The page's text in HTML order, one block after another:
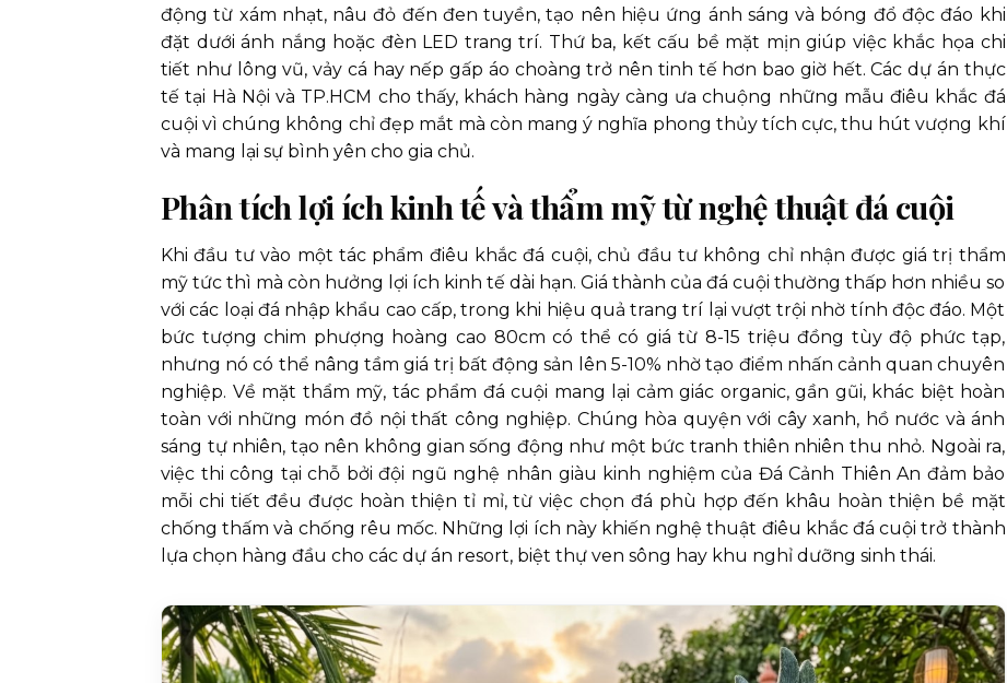
động từ xám nhạt, nâu đỏ đến đen tuyền, tạo nên hiệu ứng ánh sáng và bóng đổ độc đáo khi
đặt dưới ánh nắng hoặc đèn LED trang trí. Thứ ba, kết cấu bề mặt mịn giúp việc khắc họa chi
tiết như lông vũ, vảy cá hay nếp gấp áo choàng trở nên tinh tế hơn bao giờ hết. Các dự án thực
tế tại Hà Nội và TP.HCM cho thấy, khách hàng ngày càng ưa chuộng những mẫu điêu khắc đá
cuội vì chúng không chỉ đẹp mắt mà còn mang ý nghĩa phong thủy tích cực, thu hút vượng khí
và mang lại sự bình yên cho gia chủ.
Phân tích lợi ích kinh tế và thẩm mỹ từ nghệ thuật đá cuội
Khi đầu tư vào một tác phẩm điêu khắc đá cuội, chủ đầu tư không chỉ nhận được giá trị thẩm
mỹ tức thì mà còn hưởng lợi ích kinh tế dài hạn. Giá thành của đá cuội thường thấp hơn nhiều so
với các loại đá nhập khẩu cao cấp, trong khi hiệu quả trang trí lại vượt trội nhờ tính độc đáo. Một
bức tượng chim phượng hoàng cao 80cm có thể có giá từ 8-15 triệu đồng tùy độ phức tạp,
nhưng nó có thể nâng tầm giá trị bất động sản lên 5-10% nhờ tạo điểm nhấn cảnh quan chuyên
nghiệp. Về mặt thẩm mỹ, tác phẩm đá cuội mang lại cảm giác organic, gần gũi, khác biệt hoàn
toàn với những món đồ nội thất công nghiệp. Chúng hòa quyện với cây xanh, hồ nước và ánh
sáng tự nhiên, tạo nên không gian sống động như một bức tranh thiên nhiên thu nhỏ. Ngoài ra,
việc thi công tại chỗ bởi đội ngũ nghệ nhân giàu kinh nghiệm của Đá Cảnh Thiên An đảm bảo
mỗi chi tiết đều được hoàn thiện tỉ mỉ, từ việc chọn đá phù hợp đến khâu hoàn thiện bề mặt
chống thấm và chống rêu mốc. Những lợi ích này khiến nghệ thuật điêu khắc đá cuội trở thành
lựa chọn hàng đầu cho các dự án resort, biệt thự ven sông hay khu nghỉ dưỡng sinh thái.